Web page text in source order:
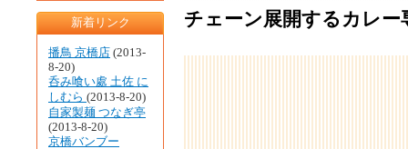
新着リンク
播鳥 京橋店 (2013-
8-20)
呑み喰い處 土佐 に
しむら (2013-8-20)
自家製麺 つなぎ亭
(2013-8-20)
京橋バンブー
チェーン展開するカレー